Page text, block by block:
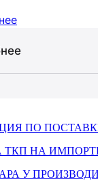
ПО
ТКП НА
У